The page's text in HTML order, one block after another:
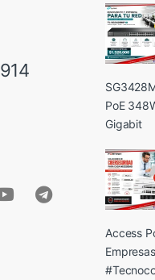
PoE
Gigabit
Access
Empresas